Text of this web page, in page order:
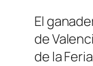
El
de
de la